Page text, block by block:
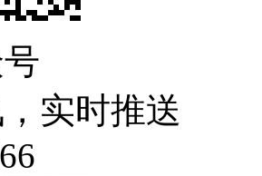
实时推送